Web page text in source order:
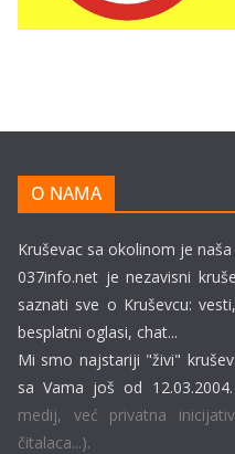
O NAMA
Kruševac sa okolinom je
037info.net je nezavisni
saznati sve o Kruševcu:
besplatni oglasi, chat...
Mi smo najstariji "živi"
sa Vama još od 12.03.2004.
medij, već privatna
čitalaca...).